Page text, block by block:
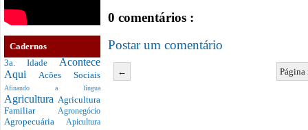
Cadernos
3a. Idade Acontece
Aqui Acões Sociais
Afinando a língua
Agricultura Agricultura
Familiar Agronegócio
Agropecuária Apicultura
0 comentários :
Postar um comentário
←